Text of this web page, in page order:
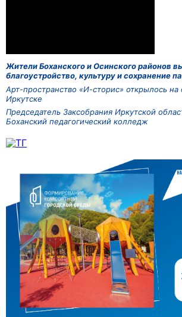
Жители Боханского и Осинского районов
благоустройство, культуру и сохранение
Арт-пространство «И-сторис» открылось
Иркутске
Председатель Заксобрания Иркутской
Боханский педагогический колледж